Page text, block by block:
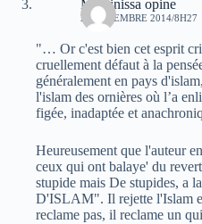
Massinissa opine
21 DÉCEMBRE 2014/8H27
"… Or c'est bien cet esprit
cruellement défaut à la
généralement en pays
l'islam des ornières où l’a
figée, inadaptée et
Heureusement que l'auteur
ceux qui ont balaye' du
stupide mais De stupides, a
D'ISLAM". Il rejette l'Islam
reclame pas, il reclame un